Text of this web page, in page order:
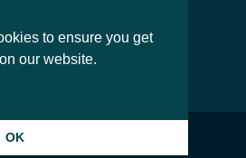
48°10'10''N
17°04'06''E
Ústav merania SAV, v.v.i.
to ensure you get
our website.
OK